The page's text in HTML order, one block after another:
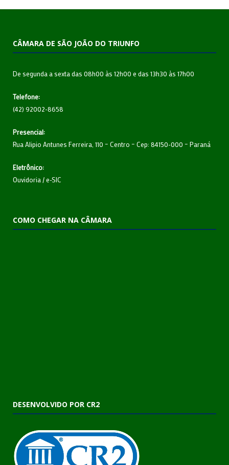
CÂMARA DE SÃO JOÃO DO TRIUNFO
De segunda a sexta das 08h00 às 12h00 e das 13h30 às 17h00
Telefone:
(42) 92002-8658
Presencial:
Rua Alipio Antunes Ferreira, 110 – Centro – Cep: 84150-000 – Paraná
Eletrônico:
Ouvidoria /e-SIC
COMO CHEGAR NA CÂMARA
DESENVOLVIDO POR CR2